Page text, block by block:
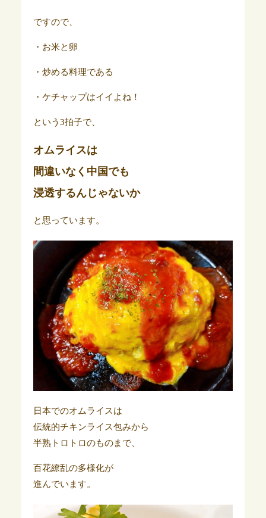
ですので、
・お米と卵
・炒める料理である
・ケチャップはイイよね！
という3拍子で、
オムライスは
間違いなく中国でも
浸透するんじゃないか
と思っています。
日本でのオムライスは
伝統的チキンライス包みから
半熟トロトロのものまで、
百花繚乱の多様化が
進んでいます。